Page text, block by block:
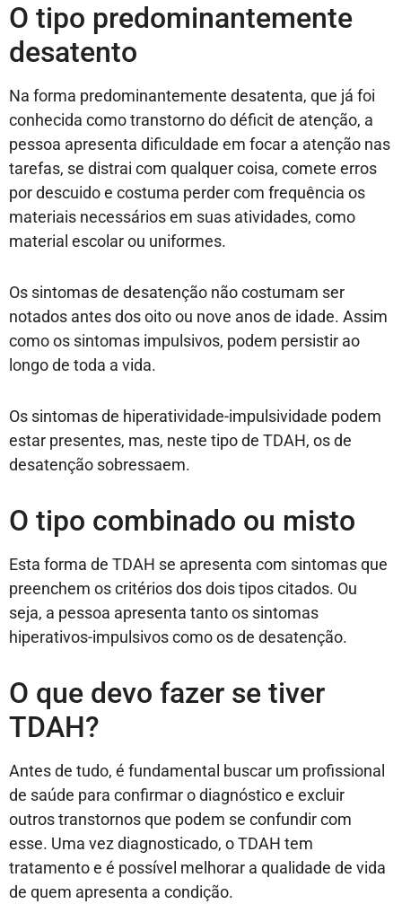
O tipo predominantemente
desatento
Na forma predominantemente desatenta, que já foi
conhecida como transtorno do déficit de atenção, a
pessoa apresenta dificuldade em focar a atenção nas
tarefas, se distrai com qualquer coisa, comete erros
por descuido e costuma perder com frequência os
materiais necessários em suas atividades, como
material escolar ou uniformes.
Os sintomas de desatenção não costumam ser
notados antes dos oito ou nove anos de idade. Assim
como os sintomas impulsivos, podem persistir ao
longo de toda a vida.
Os sintomas de hiperatividade-impulsividade podem
estar presentes, mas, neste tipo de TDAH, os de
desatenção sobressaem.
O tipo combinado ou misto
Esta forma de TDAH se apresenta com sintomas que
preenchem os critérios dos dois tipos citados. Ou
seja, a pessoa apresenta tanto os sintomas
hiperativos-impulsivos como os de desatenção.
O que devo fazer se tiver
TDAH?
Antes de tudo, é fundamental buscar um profissional
de saúde para confirmar o diagnóstico e excluir
outros transtornos que podem se confundir com
esse. Uma vez diagnosticado, o TDAH tem
tratamento e é possível melhorar a qualidade de vida
de quem apresenta a condição.